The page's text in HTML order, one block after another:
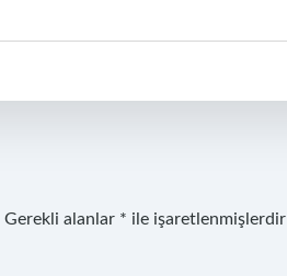
Gerekli alanlar * ile işaretlenmişlerdir